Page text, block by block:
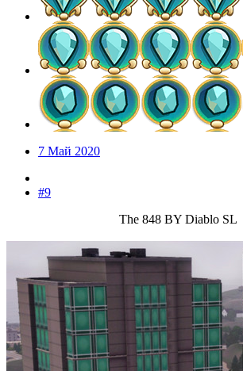
7 Май 2020
#9
The 848 BY Diablo SL